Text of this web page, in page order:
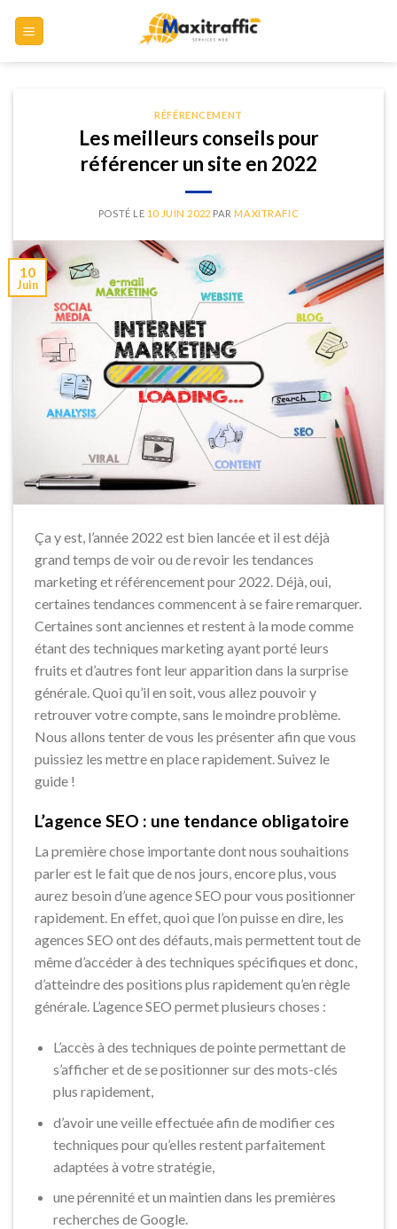
RÉFÉRENCEMENT
Les meilleurs conseils pour
référencer un site en 2022
POSTÉ LE 10 JUIN 2022 PARMAXITRAFIC
10
Juin
Ça y est, l’année 2022 est bien lancée et il est déjà
grand temps de voir ou de revoir les tendances
marketing et référencement pour 2022. Déjà, oui,
certaines tendances commencent à se faire remarquer.
Certaines sont anciennes et restent à la mode comme
étant des techniques marketing ayant porté leurs
fruits et d’autres font leur apparition dans la surprise
générale. Quoi qu’il en soit, vous allez pouvoir y
retrouver votre compte, sans le moindre problème.
Nous allons tenter de vous les présenter afin que vous
puissiez les mettre en place rapidement. Suivez le
guide !
L’agence SEO : une tendance obligatoire
La première chose importante dont nous souhaitions
parler est le fait que de nos jours, encore plus, vous
aurez besoin d’une agence SEO pour vous positionner
rapidement. En effet, quoi que l’on puisse en dire, les
agences SEO ont des défauts, mais permettent tout de
même d’accéder à des techniques spécifiques et donc,
d’atteindre des positions plus rapidement qu’en règle
générale. L’agence SEO permet plusieurs choses :
L’accès à des techniques de pointe permettant de
s’afficher et de se positionner sur des mots-clés
plus rapidement,
d’avoir une veille effectuée afin de modifier ces
techniques pour qu’elles restent parfaitement
adaptées à votre stratégie,
une pérennité et un maintien dans les premières
recherches de Google.